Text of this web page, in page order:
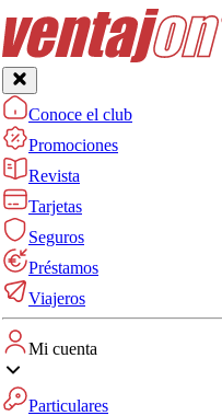
Conoce el club
Promociones
Revista
Tarjetas
Seguros
Préstamos
Viajeros
Mi cuenta
Particulares